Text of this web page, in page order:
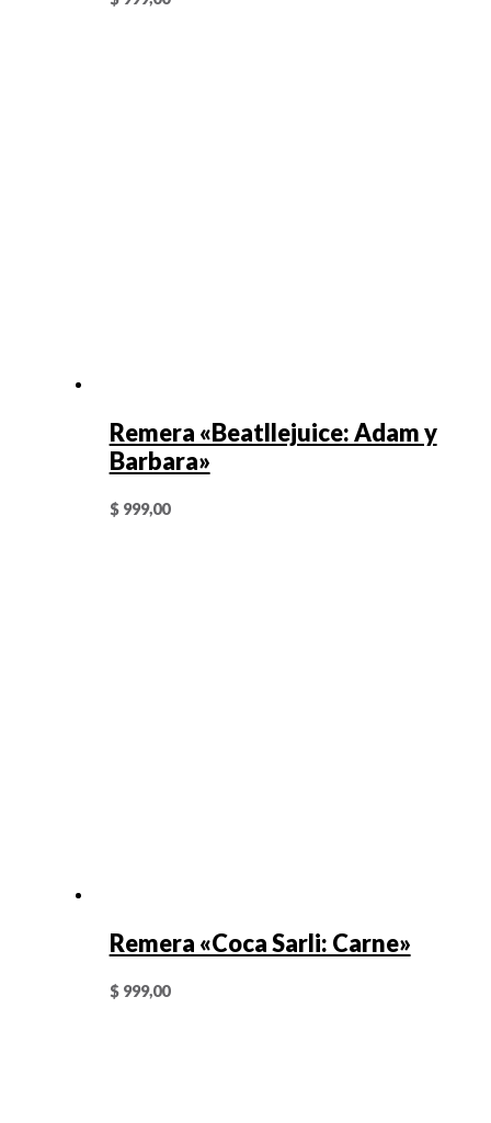
Remera «Beatllejuice: Adam y
Barbara»
$999,00
Remera «Coca Sarli: Carne»
$999,00